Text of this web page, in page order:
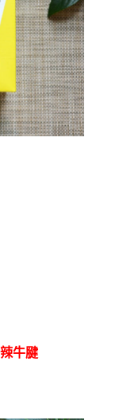
牛腱